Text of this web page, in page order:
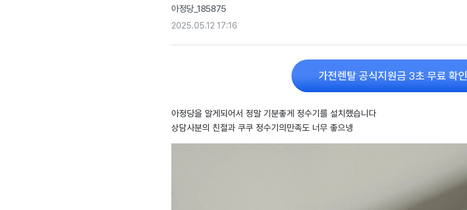
아정당_185875
2025.05.12 17:16
가전렌탈 공식지원금 3초 무료 확인
아정당을 알게되어서 정말 기분좋게 정수기를 설치했습니다
상담사분의 친절과 쿠쿠 정수기의만족도 너무 좋으넹